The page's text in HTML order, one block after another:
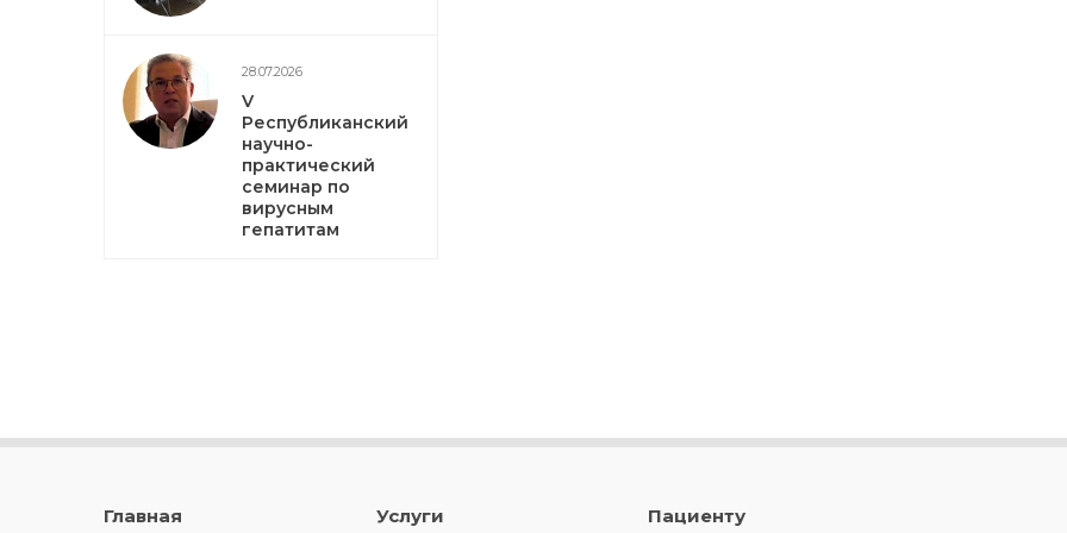
28.07.2026
V
Республиканский
научно-
практический
семинар по
вирусным
гепатитам
Главная Услуги Пациенту